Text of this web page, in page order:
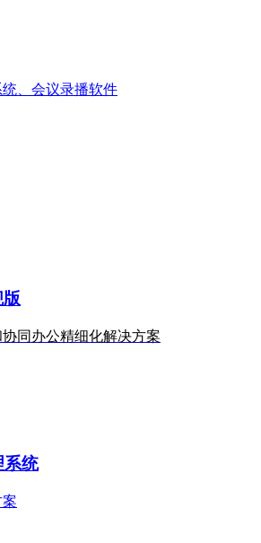
、会议录播软件
协同办公精细化解决方案
系统